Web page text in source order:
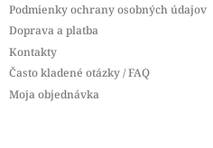
Podmienky ochrany osobných údajov
Doprava a platba
Kontakty
Často kladené otázky / FAQ
Moja objednávka